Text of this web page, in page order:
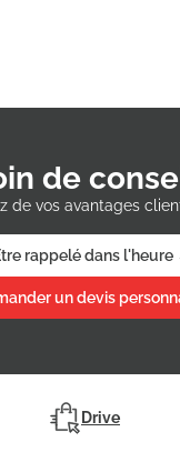
de
de vos avantages
rappelé dans l'heure
un devis
Drive